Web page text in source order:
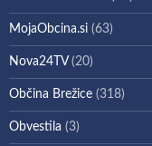
MojaObcina.si (63)
Nova24TV(20)
Občina Brežice (318)
Obvestila (3)